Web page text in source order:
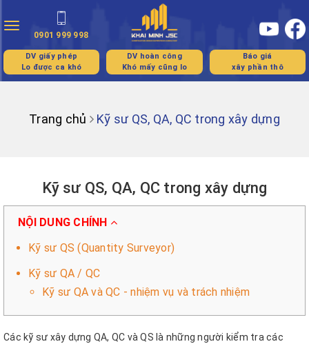
Toggle
navigation
0901 999 998
DV giấy phép
Lo được ca khó
DV hoàn công
Khó mấy cũng lo
Báo giá
xây phần thô
Trang chủ Kỹ sư QS, QA, QC trong xây dựng
Kỹ sư QS, QA, QC trong xây dựng
NỘI DUNG CHÍNH
Kỹ sư QS (Quantity Surveyor)
Kỹ sư QA / QC
Kỹ sư QA và QC - nhiệm vụ và trách nhiệm
Các kỹ sư xây dựng QA, QC và QS là những người kiểm tra các